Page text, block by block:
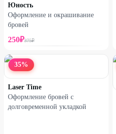
Юность
Оформление и окрашивание
бровей
250₽375₽
35%
Laser Time
Оформление бровей с
долговременной укладкой